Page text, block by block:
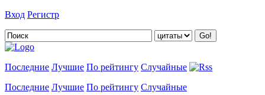
Вход Регистр
Последние Лучшие По рейтингу Случайные
Последние Лучшие По рейтингу Случайные